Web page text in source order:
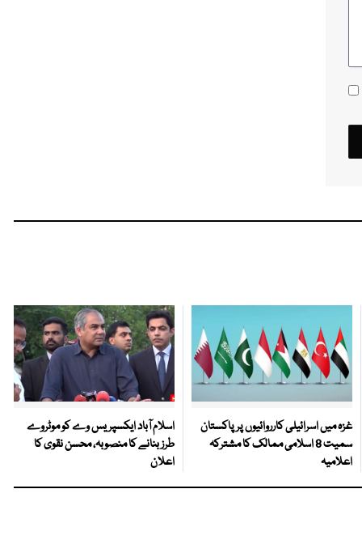
غزہ میں اسرائیلی کارروائیوں پر پاکستان
سمیت 8 اسلامی ممالک کا مشترکہ
اعلامیہ
اسلام آباد ایکسپریس وے کو موٹروے
طرز بنانے کا منصوبہ، محسن نقوی کا
اعلان